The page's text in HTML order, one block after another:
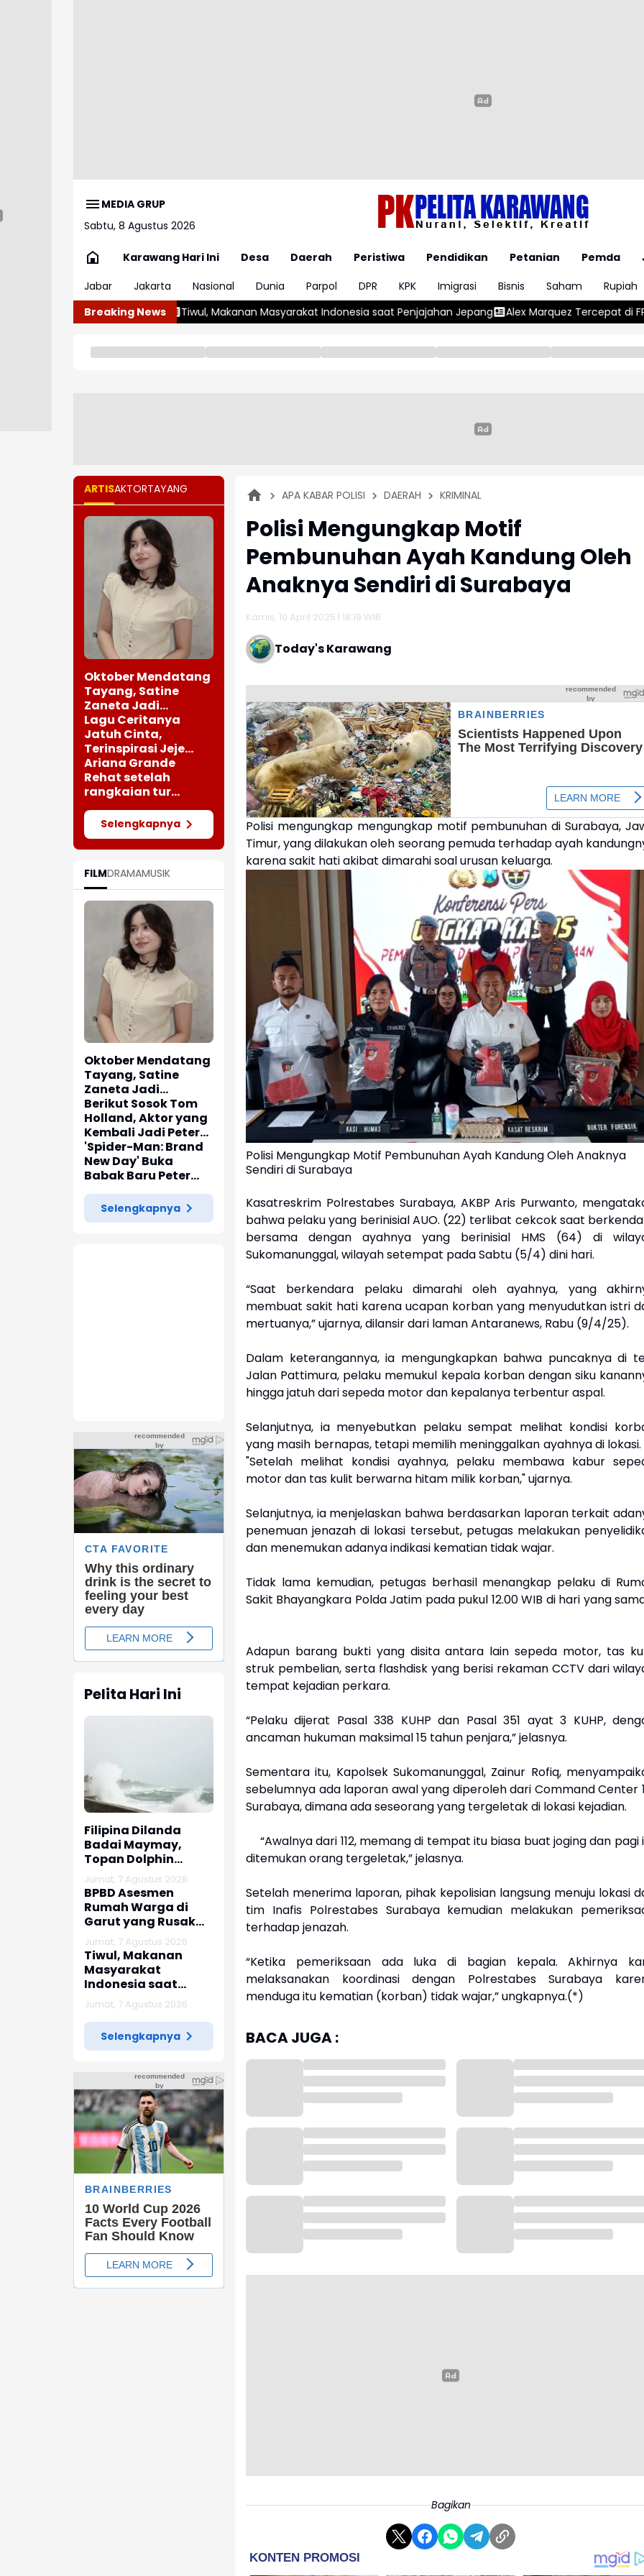
MEDIA GRUP
Sabtu, 8 Agustus 2026
Karawang Hari Ini Desa Daerah Peristiwa Pendidikan Petanian Pemda
Jabar
Jakarta Nasional Dunia Parpol DPR KPK Imigrasi Bisnis Saham Rupiah
Breaking News
Tiwul, Makanan Masyarakat Indonesia saat Penjajahan Jepang Alex Marquez Tercepat di FP1 Silverstone,
ARTISAKTORTAYANG
Oktober Mendatang
Tayang, Satine
Zaneta Jadi
Pemeran Utama Film
Siti Si Vampir
Lagu Ceritanya
Jatuh Cinta,
Terinspirasi Jeje
saat Bertemu
Perempuan Cantik
Ariana Grande
Rehat setelah
rangkaian tur
"Eternal Sunshine"
Selengkapnya
FILMDRAMAMUSIK
Oktober Mendatang
Tayang, Satine
Zaneta Jadi
Pemeran Utama Film
Siti Si Vampir
Berikut Sosok Tom
Holland, Aktor yang
Kembali Jadi Peter
Parker di 'Spider-
Man: Brand New Day'
'Spider-Man: Brand
New Day' Buka
Babak Baru Peter
Parker di Marvel
Cinematic Universe
Selengkapnya
Pelita Hari Ini
Filipina Dilanda
Badai Maymay,
Topan Dolphin
Dekati Tiongkok dan
Taiwan
Jumat, 7 Agustus 2026
BPBD Asesmen
Rumah Warga di
Garut yang Rusak
Akibat Gempa
Jumat, 7 Agustus 2026
Tiwul, Makanan
Masyarakat
Indonesia saat
Penjajahan Jepang
Jumat, 7 Agustus 2026
Selengkapnya
APA KABAR POLISI DAERAH KRIMINAL
Polisi Mengungkap Motif
Pembunuhan Ayah Kandung Oleh
Anaknya Sendiri di Surabaya
Kamis, 10 April 2025 | 18:19 WIB
Today's Karawang
Polisi mengungkap mengungkap motif pembunuhan di Surabaya,
Timur, yang dilakukan oleh seorang pemuda terhadap ayah
karena sakit hati akibat dimarahi soal urusan keluarga.
Polisi Mengungkap Motif Pembunuhan Ayah Kandung Oleh Anaknya
Sendiri di Surabaya
Kasatreskrim Polrestabes Surabaya, AKBP Aris Purwanto,
bahwa pelaku yang berinisial AUO. (22) terlibat cekcok saat
bersama dengan ayahnya yang berinisial HMS (64) di
Sukomanunggal, wilayah setempat pada Sabtu (5/4) dini hari.
“Saat berkendara pelaku dimarahi oleh ayahnya, yang
membuat sakit hati karena ucapan korban yang menyudutkan istri
mertuanya,” ujarnya, dilansir dari laman Antaranews, Rabu (9/4/25).
Dalam keterangannya, ia mengungkapkan bahwa puncaknya di
Jalan Pattimura, pelaku memukul kepala korban dengan siku
hingga jatuh dari sepeda motor dan kepalanya terbentur aspal.
Selanjutnya, ia menyebutkan pelaku sempat melihat kondisi
yang masih bernapas, tetapi memilih meninggalkan ayahnya di
"Setelah melihat kondisi ayahnya, pelaku membawa kabur
motor dan tas kulit berwarna hitam milik korban," ujarnya.
Selanjutnya, ia menjelaskan bahwa berdasarkan laporan terkait
penemuan jenazah di lokasi tersebut, petugas melakukan
dan menemukan adanya indikasi kematian tidak wajar.
Tidak lama kemudian, petugas berhasil menangkap pelaku di
Sakit Bhayangkara Polda Jatim pada pukul 12.00 WIB di hari yang
Adapun barang bukti yang disita antara lain sepeda motor, tas
struk pembelian, serta flashdisk yang berisi rekaman CCTV dari
tempat kejadian perkara.
“Pelaku dijerat Pasal 338 KUHP dan Pasal 351 ayat 3 KUHP,
ancaman hukuman maksimal 15 tahun penjara,” jelasnya.
Sementara itu, Kapolsek Sukomanunggal, Zainur Rofiq,
sebelumnya ada laporan awal yang diperoleh dari Command Center
Surabaya, dimana ada seseorang yang tergeletak di lokasi kejadian.
“Awalnya dari 112, memang di tempat itu biasa buat joging dan pagi
ditemukan orang tergeletak,” jelasnya.
Setelah menerima laporan, pihak kepolisian langsung menuju lokasi
tim Inafis Polrestabes Surabaya kemudian melakukan
terhadap jenazah.
“Ketika pemeriksaan ada luka di bagian kepala. Akhirnya
melaksanakan koordinasi dengan Polrestabes Surabaya
menduga itu kematian (korban) tidak wajar,” ungkapnya.(*)
BACA JUGA :
Bagikan